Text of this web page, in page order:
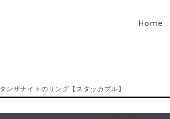
Home
タンザナイトのリング【スタッカブル】